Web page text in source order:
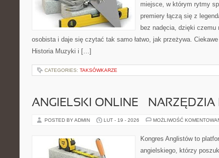
miejsce, w którym rytmy
premiery łączą się z
bez nadęcia, dzięki
osobista i daje się czytać tak samo łatwo, jak przeżywa.
Historia Muzyki i […]
CATEGORIES: TAKSÓWKARZE
ANGIELSKI ONLINE – NARZĘDZIA
POSTED BY ADMIN LUT - 19 - 2026 MOŻLIWOŚĆ
Kongres Anglistów to
angielskiego, którzy